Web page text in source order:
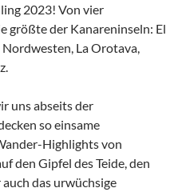
2023! Von vier
größte der Kanareninseln: El
La Orotava,
uns abseits der
so einsame
Highlights von
den Gipfel des Teide, den
auch das urwüchsige